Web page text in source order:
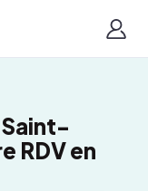
Saint-
RDV en